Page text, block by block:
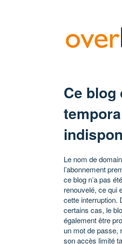
Ce blog
Le nom de
l’abonnement
ce blog n’a pas été
renouvelé, ce qui
cette interruption.
certains cas, le
également être
un mot de passe,
son accès limité